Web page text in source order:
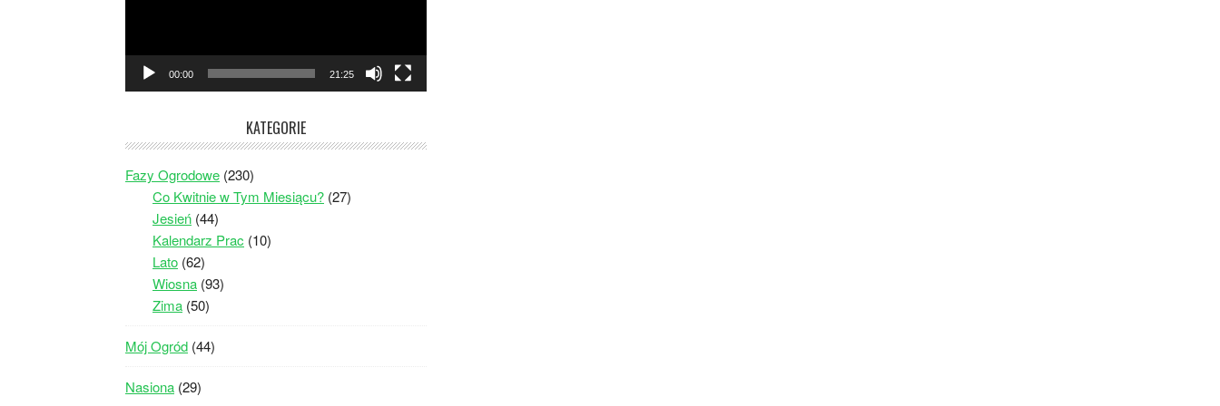
00:00 21:25
KATEGORIE
Fazy Ogrodowe (230)
Co Kwitnie w Tym Miesiącu? (27)
Jesień (44)
Kalendarz Prac (10)
Lato (62)
Wiosna (93)
Zima (50)
Mój Ogród (44)
Nasiona (29)